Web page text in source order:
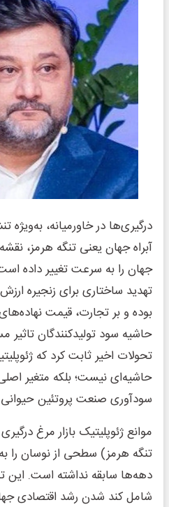
درگیری‌ها در خاورمیانه،
آبراه جهان یعنی تنگه هرمز،
جهان را به سرعت تغییر داده
تهدید ساختاری برای زنجیره
بوده و بر تجارت، قیمت
حاشیه سود تولیدکنندگان
تحولات اخیر ثابت کرد که
حاشیه‌ای نیست؛ بلکه متغیر
سودآوری صنعت پروتئین
موانع ژئوپلیتیک بازار مرغ
تنگه هرمز) سطحی از نوسان را
دهه‌ها سابقه نداشته است. این
شامل کند شدن رشد اقتصادی